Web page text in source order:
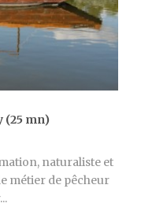
(25 mn)
naturaliste et
métier de pêcheur